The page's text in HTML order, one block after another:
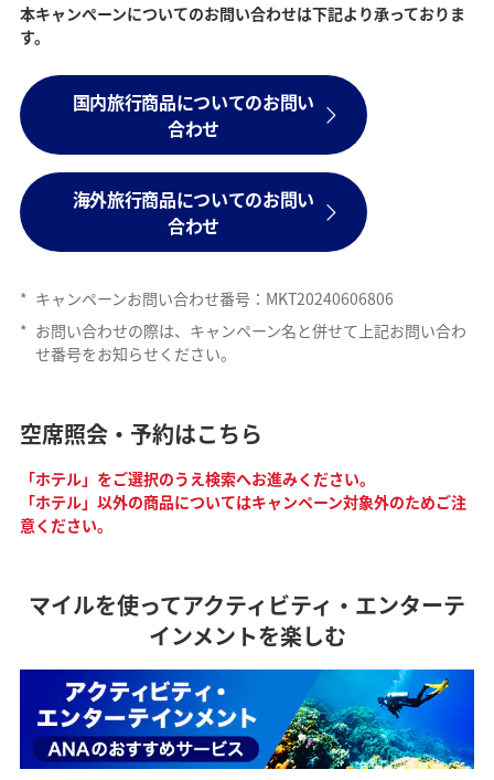
本キャンぺーンについてのお問い合わせは下記より承っておりま
す。
国内旅行商品についてのお問い
合わせ
海外旅行商品についてのお問い
合わせ
* キャンペーンお問い合わせ番号：MKT20240606806
* お問い合わせの際は、キャンペーン名と併せて上記お問い合わ
せ番号をお知らせください。
空席照会・予約はこちら
「ホテル」をご選択のうえ検索へお進みください。
「ホテル」以外の商品についてはキャンペーン対象外のためご注
意ください。
マイルを使ってアクティビティ・エンターテ
インメントを楽しむ